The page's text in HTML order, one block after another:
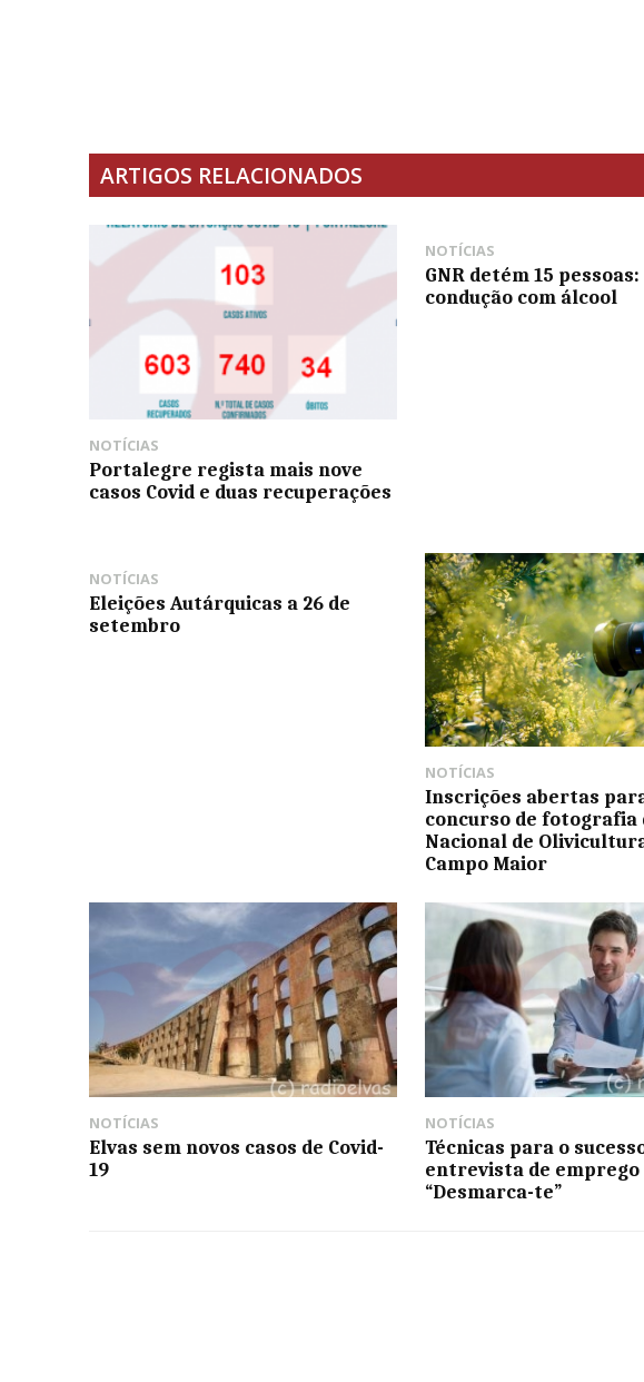
ARTIGOS RELACIONADOS
NOTÍCIAS
Portalegre regista mais nove
casos Covid e duas recuperações
NOTÍCIAS
GNR detém 15
condução com álcool
NOTÍCIAS
Eleições Autárquicas a 26 de
setembro
NOTÍCIAS
Inscrições abertas
concurso de fotografia
Nacional de
Campo Maior
NOTÍCIAS
Elvas sem novos casos de Covid-
19
NOTÍCIAS
Técnicas para o
entrevista de emprego
“Desmarca-te”